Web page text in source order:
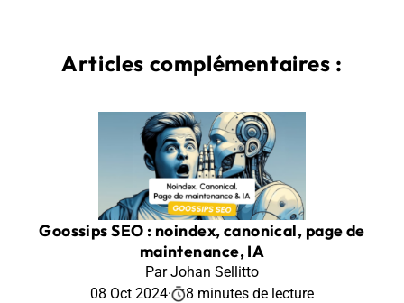
Articles complémentaires :
Goossips SEO : noindex, canonical, page de
maintenance, IA
Par Johan Sellitto
08 Oct 2024· 8 minutes de lecture